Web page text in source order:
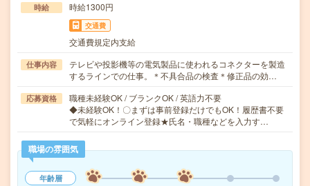
時給 時給1300円
交通費
交通費規定内支給
仕事内容
テレビや投影機等の電気製品に使われるコネクターを製造
するラインでの仕事。＊不具合品の検査＊修正品の効…
応募資格
職種未経験OK / ブランクOK / 英語力不要
◆未経験OK！〇まずは事前登録だけでもOK！履歴書不要
で気軽にオンライン登録★氏名・職種などを入力す…
職場の雰囲気
年齢層